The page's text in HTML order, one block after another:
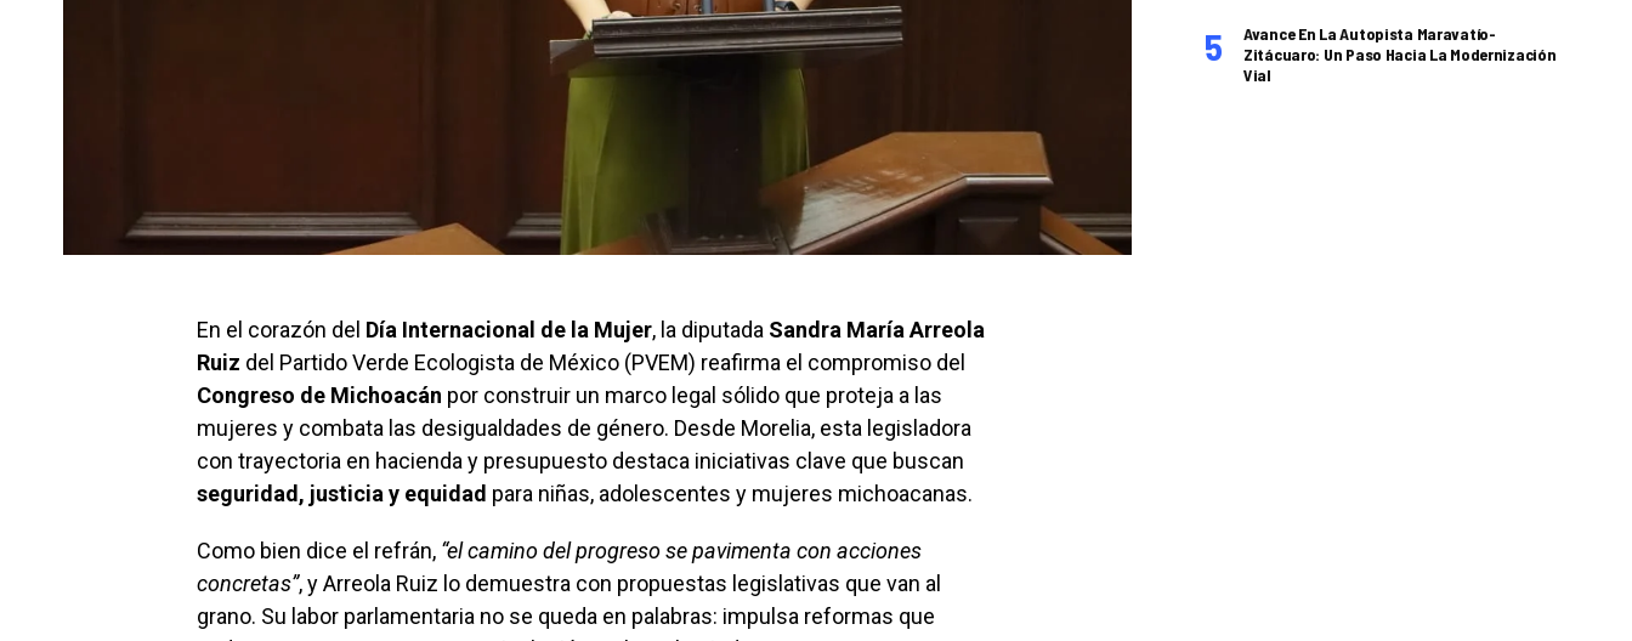
En el corazón del Día Internacional de la Mujer, la diputada Sandra María Arreola
Ruiz del Partido Verde Ecologista de México (PVEM) reafirma el compromiso del
Congreso de Michoacán por construir un marco legal sólido que proteja a las
mujeres y combata las desigualdades de género. Desde Morelia, esta legisladora
con trayectoria en hacienda y presupuesto destaca iniciativas clave que buscan
seguridad, justicia y equidad para niñas, adolescentes y mujeres michoacanas.
Como bien dice el refrán, “el camino del progreso se pavimenta con acciones
concretas”, y Arreola Ruiz lo demuestra con propuestas legislativas que van al
grano. Su labor parlamentaria no se queda en palabras: impulsa reformas que
Avance En La Autopista Maravatío-
Zitácuaro: Un Paso Hacia La Modernización
Vial